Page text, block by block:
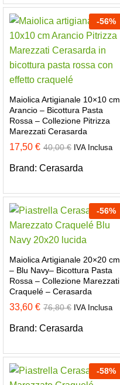
-56%
Maiolica Artigianale 10×10 cm
Arancio – Bicottura Pasta
Rossa – Collezione Pitrizza
Marezzati Cerasarda
17,50 € 40,00€ IVA Inclusa
Brand: Cerasarda
-56%
Maiolica Artigianale 20×20 cm
– Blu Navy– Bicottura Pasta
Rossa – Collezione Marezzati
Craquelé – Cerasarda
33,60 € 76,80€ IVA Inclusa
Brand: Cerasarda
-58%